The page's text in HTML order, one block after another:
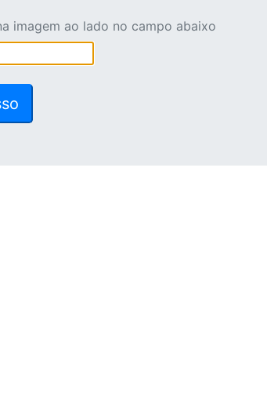
imagem ao lado no campo abaixo